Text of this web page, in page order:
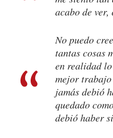
acabo de ver,
No puedo
tantas cosas
en realidad
mejor
jamás debió
quedado
debió haber